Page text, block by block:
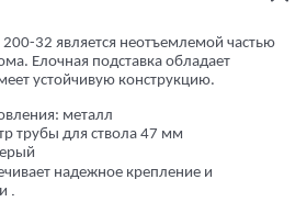
200-32 является неотъемлемой частью
Елочная подставка обладает
устойчивую конструкцию.
металл
трубы для ствола 47 мм
надежное крепление и